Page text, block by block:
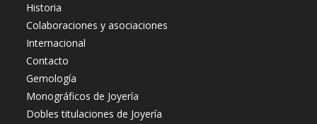
Historia
Colaboraciones y asociaciones
Internacional
Contacto
Gemología
Monográficos de Joyería
Dobles titulaciones de Joyería